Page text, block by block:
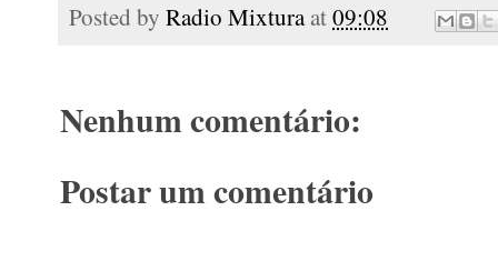
Posted by Radio Mixtura at09:08
Nenhum comentário:
Postar um comentário